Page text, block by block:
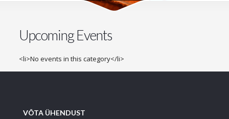
Upcoming Events
<li>No events in this category</li>
VÕTA ÜHENDUST